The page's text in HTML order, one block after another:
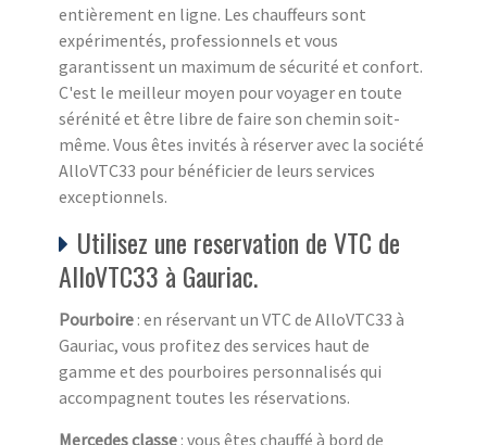
entièrement en ligne. Les chauffeurs sont
expérimentés, professionnels et vous
garantissent un maximum de sécurité et confort.
C'est le meilleur moyen pour voyager en toute
sérénité et être libre de faire son chemin soit-
même. Vous êtes invités à réserver avec la société
AlloVTC33 pour bénéficier de leurs services
exceptionnels.
Utilisez une reservation de VTC de
AlloVTC33 à Gauriac.
Pourboire : en réservant un VTC de AlloVTC33 à
Gauriac, vous profitez des services haut de
gamme et des pourboires personnalisés qui
accompagnent toutes les réservations.
Mercedes classe : vous êtes chauffé à bord de